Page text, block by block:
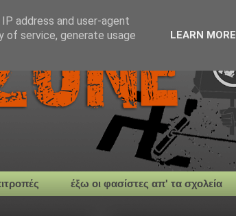
έξω οι φασίστες απ' τα σχολεία
address and user-agent
of service, generate usage
LEARN MORE